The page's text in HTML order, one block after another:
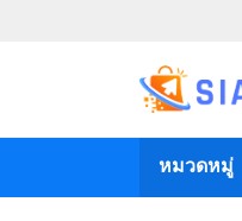
หมวดหมู่